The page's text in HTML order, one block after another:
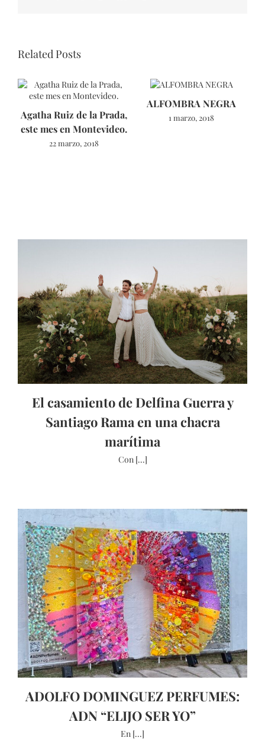
Related Posts
Agatha Ruiz de la Prada,
este mes en Montevideo.
22 marzo, 2018
ALFOMBRA NEGRA
1 marzo, 2018
El casamiento de Delfina Guerra y
Santiago Rama en una chacra
marítima
Con [...]
ADOLFO DOMINGUEZ PERFUMES:
ADN “ELIJO SER YO”
En [...]